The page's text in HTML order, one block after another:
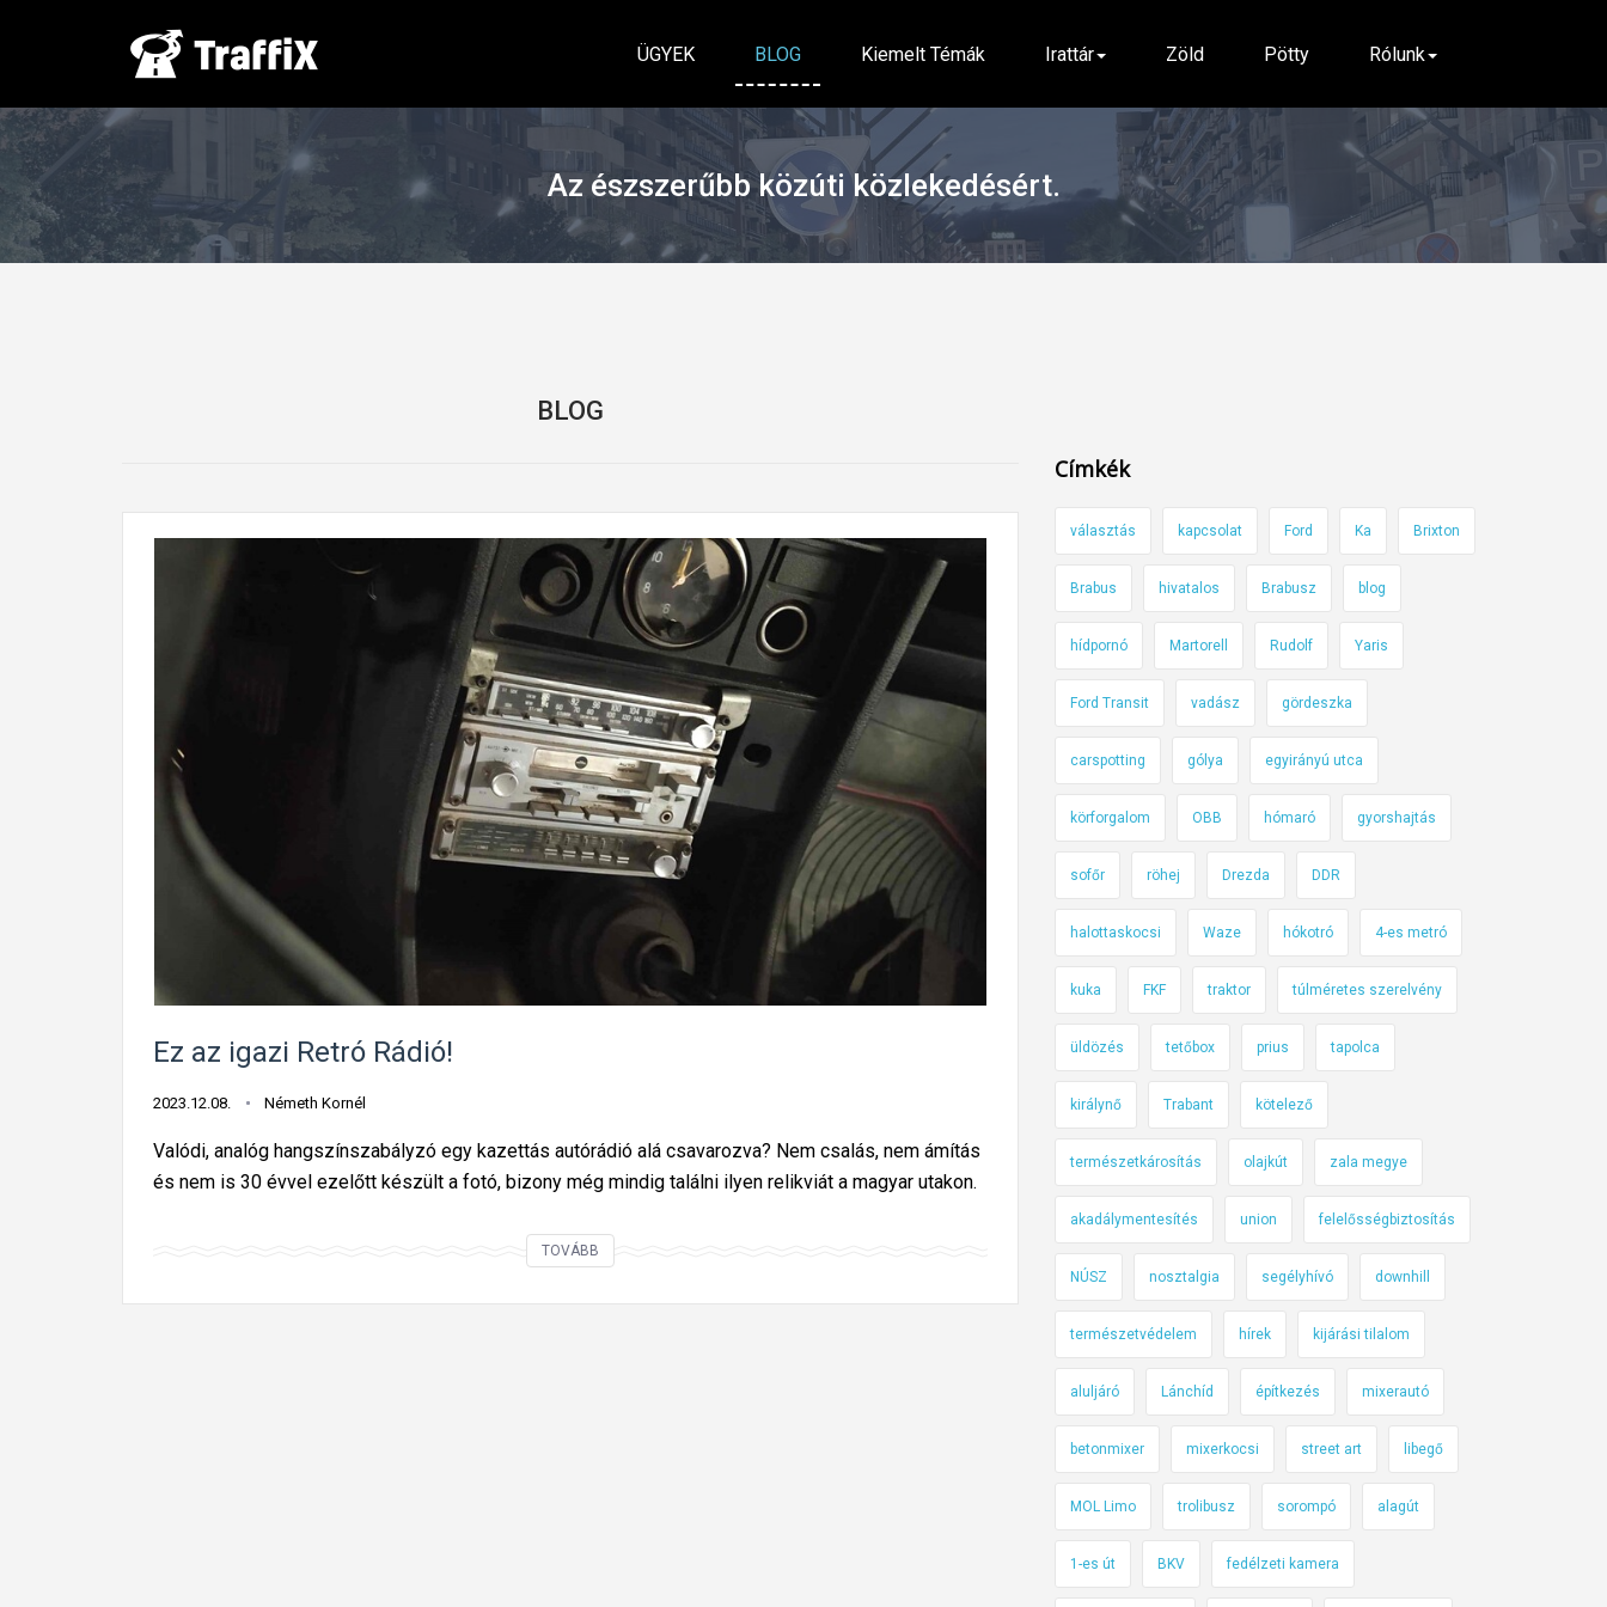
ÜGYEK BLOG Kiemelt Témák Irattár Zöld Pötty Rólunk
Az észszerűbb közúti közlekedésért.
BLOG
Ez az igazi Retró Rádió!
2023.12.08. Németh Kornél
Valódi, analóg hangszínszabályzó egy kazettás autórádió alá csavarozva? Nem csalás, nem ámítás
és nem is 30 évvel ezelőtt készült a fotó, bizony még mindig találni ilyen relikviát a magyar utakon.
TOVÁBB
a
Címkék
választás kapcsolat Ford Ka Brixton
Brabus hivatalos Brabusz blog
hídpornó Martorell Rudolf Yaris
Ford Transit vadász gördeszka
carspotting gólya egyirányú utca
körforgalom OBB hómaró gyorshajtás
sofőr röhej Drezda DDR
halottaskocsi Waze hókotró 4-es metró
kuka FKF traktor túlméretes szerelvény
üldözés tetőbox prius tapolca
királynő Trabant kötelező
természetkárosítás olajkút zala megye
akadálymentesítés union felelősségbiztosítás
NÚSZ nosztalgia segélyhívó downhill
természetvédelem hírek kijárási tilalom
aluljáró Lánchíd építkezés mixerautó
betonmixer mixerkocsi street art libegő
MOL Limo trolibusz sorompó alagút
1-es út BKV fedélzeti kamera